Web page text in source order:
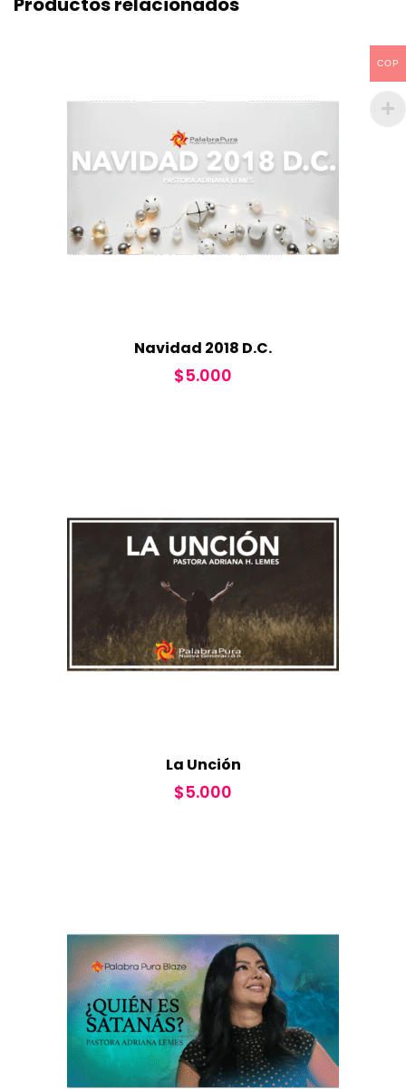
Navidad 2018 D.C.
$5.000
La Unción
$5.000
COP